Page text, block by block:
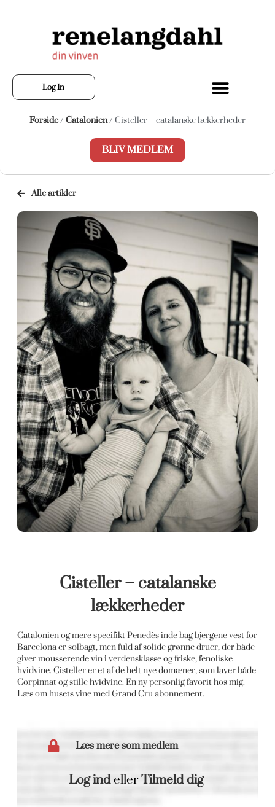
Log In
Forside/ Catalonien/ Cisteller – catalanske lækkerheder
BLIV MEDLEM
Alle artikler
Cisteller – catalanske
lækkerheder
Catalonien og mere specifikt Penedès inde bag bjergene vest for
Barcelona er solbagt, men fuld af solide grønne druer, der både
giver mousserende vin i verdensklasse og friske, fenoliske
hvidvine. Cisteller er et af de helt nye domæner, som laver både
Corpinnat og stille hvidvine. En ny personlig favorit hos mig.
Læs om husets vine med Grand Cru abonnement.
Læs mere som medlem
Log indellerTilmeld dig